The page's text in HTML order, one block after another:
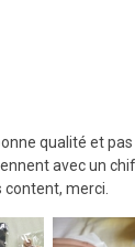
qualité et
avec un
content, merci.